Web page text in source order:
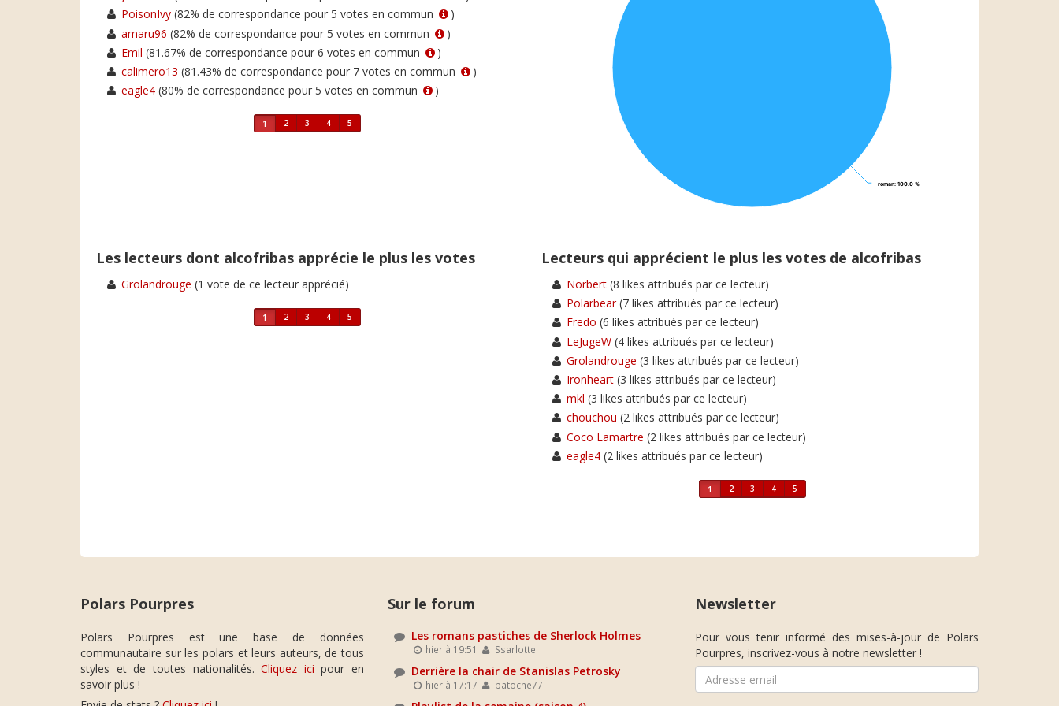
PoisonIvy (82% de correspondance pour 5 votes en commun
)
amaru96 (82% de correspondance pour 5 votes en commun
)
Emil (81.67% de correspondance pour 6 votes en commun
)
calimero13 (81.43% de correspondance pour 7 votes en commun
)
eagle4 (80% de correspondance pour 5 votes en commun )
1 2 3 4 5
roman: 100.0 %
roman: 100.0 %
Les lecteurs dont alcofribas apprécie le plus les votes
Grolandrouge (1 vote de ce lecteur apprécié)
1 2 3 4 5
Lecteurs qui apprécient le plus les votes de alcofribas
Norbert (8 likes attribués par ce lecteur)
Polarbear(7 likes attribués par ce lecteur)
Fredo (6 likes attribués par ce lecteur)
LeJugeW (4 likes attribués par ce lecteur)
Grolandrouge (3 likes attribués par ce lecteur)
Ironheart (3 likes attribués par ce lecteur)
mkl (3 likes attribués par ce lecteur)
chouchou (2 likes attribués par ce lecteur)
Coco Lamartre (2 likes attribués par ce lecteur)
eagle4 (2 likes attribués par ce lecteur)
1 2 3 4 5
Polars Pourpres
Polars Pourpres est une base de données
communautaire sur les polars et leurs auteurs, de tous
styles et de toutes nationalités.Cliquez ici pour en
savoir plus !
Sur le forum
Les romans pastiches de Sherlock Holmes
hier à 19:51 Ssarlotte
Derrière la chair de Stanislas Petrosky
hier à 17:17 patoche77
Newsletter
Pour vous tenir informé des mises-à-jour de Polars
Pourpres, inscrivez-vous à notre newsletter !